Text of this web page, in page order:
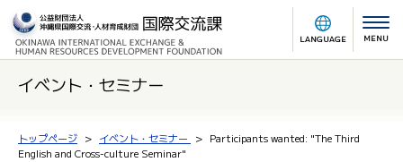
LANGUAGE MENU
イベント・セミナー
トップページ イベント・セミナー
Participants wanted: "The Third
English and Cross-culture Seminar"